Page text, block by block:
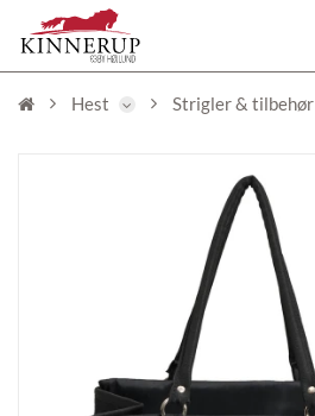
Hest Strigler & tilbehør